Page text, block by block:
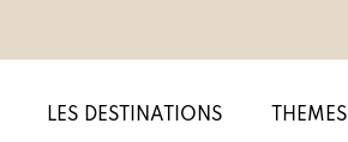
LES DESTINATIONS THEMES